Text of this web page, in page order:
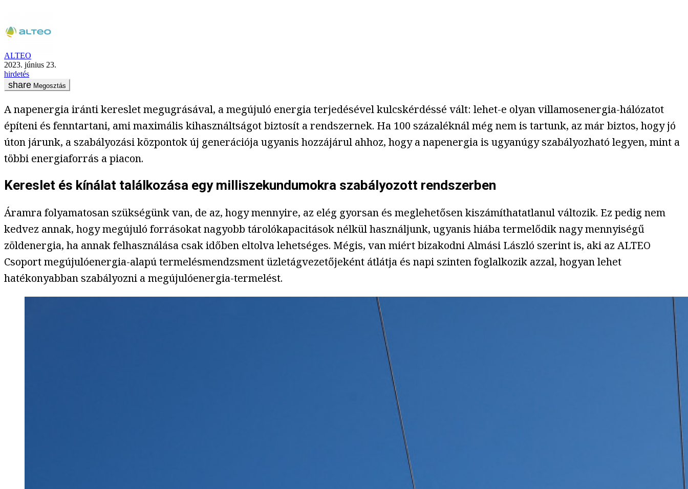
ALTEO
2023. június 23.
hirdetés
Megosztás
A napenergia iránti kereslet megugrásával, a megújuló energia terjedésével kulcskérdéssé vált: lehet-e olyan villamosenergia-hálózatot
építeni és fenntartani, ami maximális kihasználtságot biztosít a rendszernek. Ha 100 százaléknál még nem is tartunk, az már biztos, hogy jó
úton járunk, a szabályozási központok új generációja ugyanis hozzájárul ahhoz, hogy a napenergia is ugyanúgy szabályozható legyen, mint a
többi energiaforrás a piacon.
Kereslet és kínálat találkozása egy milliszekundumokra szabályozott rendszerben
Áramra folyamatosan szükségünk van, de az, hogy mennyire, az elég gyorsan és meglehetősen kiszámíthatatlanul változik. Ez pedig nem
kedvez annak, hogy megújuló forrásokat nagyobb tárolókapacitások nélkül használjunk, ugyanis hiába termelődik nagy mennyiségű
zöldenergia, ha annak felhasználása csak időben eltolva lehetséges. Mégis, van miért bizakodni Almási László szerint is, aki az ALTEO
Csoport megújulóenergia-alapú termelésmendzsment üzletágvezetőjeként átlátja és napi szinten foglalkozik azzal, hogyan lehet
hatékonyabban szabályozni a megújulóenergia-termelést.